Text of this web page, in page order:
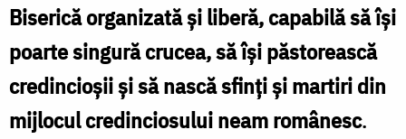
Biserică organizată și liberă, capabilă să își
poarte singură crucea, să își păstorească
credincioșii și să nască sfinți și martiri din
mijlocul credinciosului neam românesc.